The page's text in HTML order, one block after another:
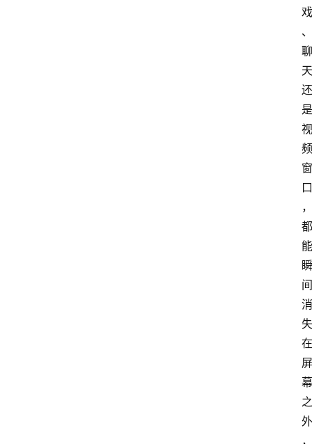
戏
、
聊
天
还
是
视
频
窗
口
，
都
能
瞬
间
消
失
在
屏
幕
之
外
，